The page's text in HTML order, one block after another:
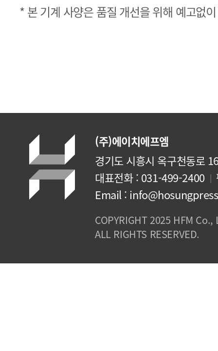
* 본 기계 사양은 품질 개선을 위해 예고없
(주)에이치에프엠
경기도 시흥시 옥구천동로
대표전화 : 031-499-2400 |
Email :
COPYRIGHT 2025 HFM Co.,
ALL RIGHTS RESERVED.